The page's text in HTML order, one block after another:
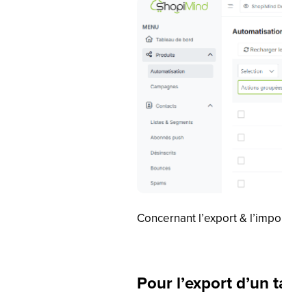
Concernant l’export &
Pour l’export